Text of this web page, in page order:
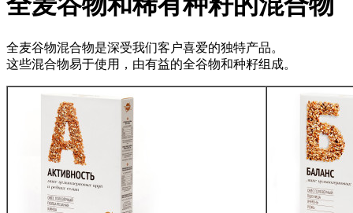
全麦谷物混合物是深受我们客户喜爱的独特产品。
这些混合物易于使用，由有益的全谷物和种籽组成。